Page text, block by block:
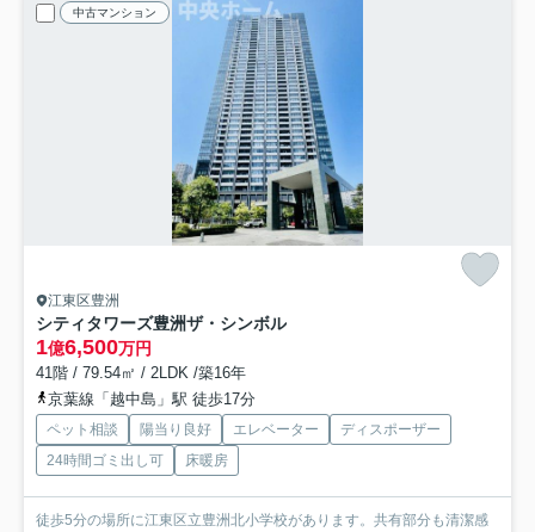
中古マンション
江東区豊洲
シティタワーズ豊洲ザ・シンボル
1億6,500万円
41階 / 79.54㎡ / 2LDK /築16年
京葉線「越中島」駅 徒歩17分
ペット相談 陽当り良好 エレベーター
ディスポーザー
24時間ゴミ出し可
床暖房
徒歩5分の場所に江東区立豊洲北小学校があります。共有部分も清潔感